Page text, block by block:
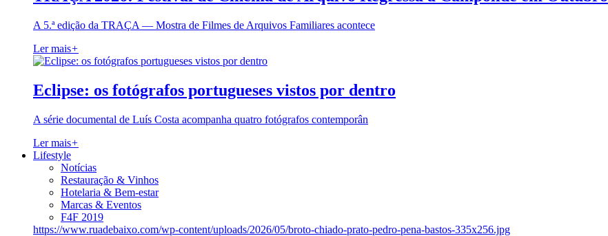
A 5.ª edição da TRAÇA — Mostra de Filmes de Arquivos Familiares acontece
Ler mais+
Eclipse: os fotógrafos portugueses vistos por dentro
A série documental de Luís Costa acompanha quatro fotógrafos contemporân
Ler mais+
Lifestyle
Notícias
Restauração & Vinhos
Hotelaria & Bem-estar
Marcas & Eventos
F4F 2019
https://www.ruadebaixo.com/wp-content/uploads/2026/05/broto-chiado-prato-pedro-pena-bastos-335x256.jpg